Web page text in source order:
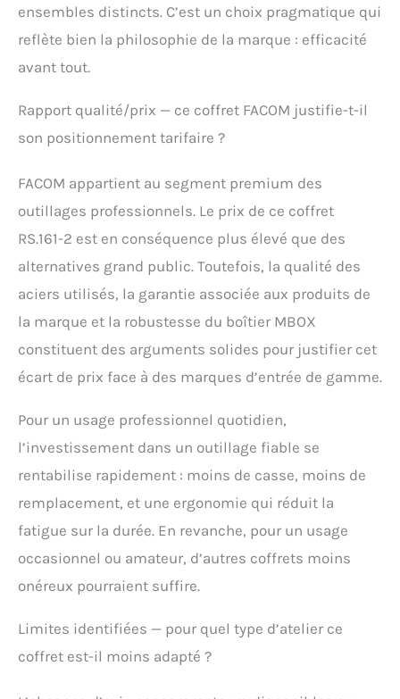
techniciens experts qui
recherchent une qualité
ensembles distincts. C’est un choix pragmatique qui
reflète bien la philosophie de la marque : efficacité
avant tout.
Rapport qualité/prix — ce coffret FACOM justifie-t-il
son positionnement tarifaire ?
FACOM appartient au segment premium des
outillages professionnels. Le prix de ce coffret
RS.161-2 est en conséquence plus élevé que des
alternatives grand public. Toutefois, la qualité des
aciers utilisés, la garantie associée aux produits de
la marque et la robustesse du boîtier MBOX
constituent des arguments solides pour justifier cet
écart de prix face à des marques d’entrée de gamme.
Pour un usage professionnel quotidien,
l’investissement dans un outillage fiable se
rentabilise rapidement : moins de casse, moins de
remplacement, et une ergonomie qui réduit la
fatigue sur la durée. En revanche, pour un usage
occasionnel ou amateur, d’autres coffrets moins
onéreux pourraient suffire.
Limites identifiées — pour quel type d’atelier ce
coffret est-il moins adapté ?